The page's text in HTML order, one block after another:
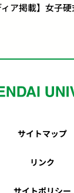
ア掲載】女子
サイトマップ
リンク
サイトポリシー